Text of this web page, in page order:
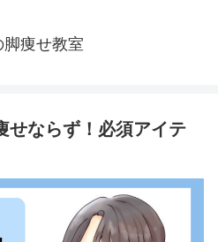
脚痩せ教室
せならず！必須アイテ